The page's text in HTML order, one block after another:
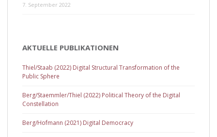
7. September 2022
AKTUELLE PUBLIKATIONEN
Thiel/Staab (2022) Digital Structural Transformation of the
Public Sphere
Berg/Staemmler/Thiel (2022) Political Theory of the Digital
Constellation
Berg/Hofmann (2021) Digital Democracy